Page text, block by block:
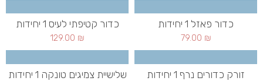
כדור פאזל 1 יחידות
79.00 ₪
כדור קטיפתי לעיס 1 יחידות
129.00 ₪
זורק כדורים נרף 1 יחידות שלישיית צמיגים טונקה 1 יחידות